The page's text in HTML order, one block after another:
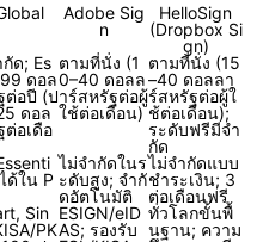
Adobe Sig
n
HelloSign
(Dropbox Si
gn)
ด; Es
ดอล
ต่อปี (ป
ดอล
ต่อเดือ
ตามที่นั่ง (1
0–40 ดอลล
าร์สหรัฐต่อผู้
ใช้ต่อเดือน)
ตามที่นั่ง (15
–40 ดอลลา
ร์สหรัฐต่อผู้ใ
ช้ต่อเดือน);
ระดับฟรีมีจำ
กัด
ด้ใน P
ไม่จำกัดในร
ะดับสูง; จำกั
ดอัตโนมัติ
ไม่จำกัดแบบ
ชำระเงิน; 3
ต่อเดือนฟรี
Sin
PK
ESIGN/eID
AS; รองรับ
ทั่วโลกขั้นพื้
นฐาน; ความ